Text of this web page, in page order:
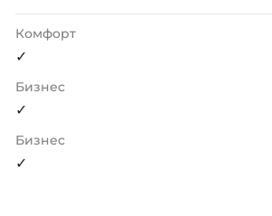
Комфорт
✓
Бизнес
✓
Бизнес
✓